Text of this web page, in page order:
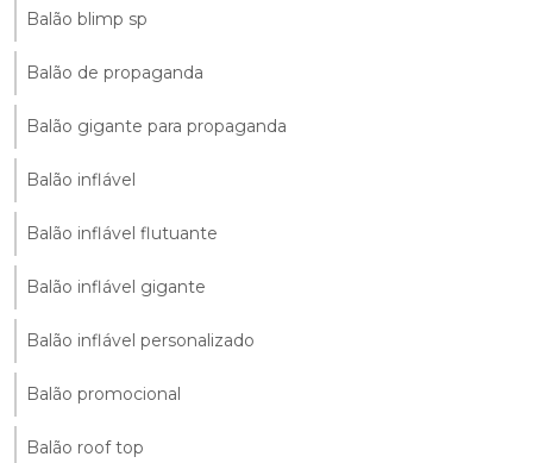
Balão blimp sp
Balão de propaganda
Balão gigante para propaganda
Balão inflável
Balão inflável flutuante
Balão inflável gigante
Balão inflável personalizado
Balão promocional
Balão roof top